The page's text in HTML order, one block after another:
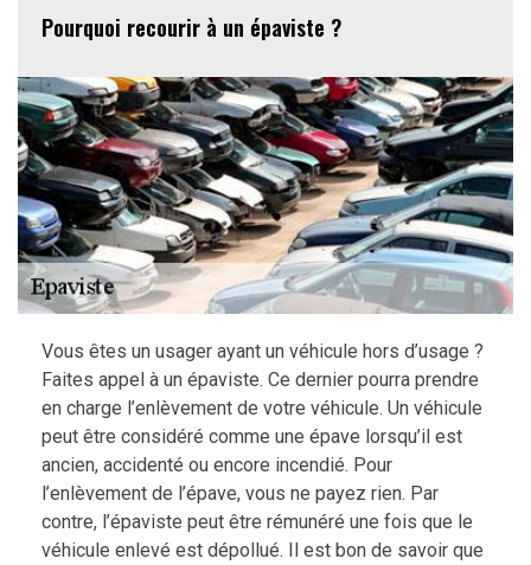
Pourquoi recourir à un épaviste ?
Vous êtes un usager ayant un véhicule hors d’usage ?
Faites appel à un épaviste. Ce dernier pourra prendre
en charge l’enlèvement de votre véhicule. Un véhicule
peut être considéré comme une épave lorsqu’il est
ancien, accidenté ou encore incendié. Pour
l’enlèvement de l’épave, vous ne payez rien. Par
contre, l’épaviste peut être rémunéré une fois que le
véhicule enlevé est dépollué. Il est bon de savoir que